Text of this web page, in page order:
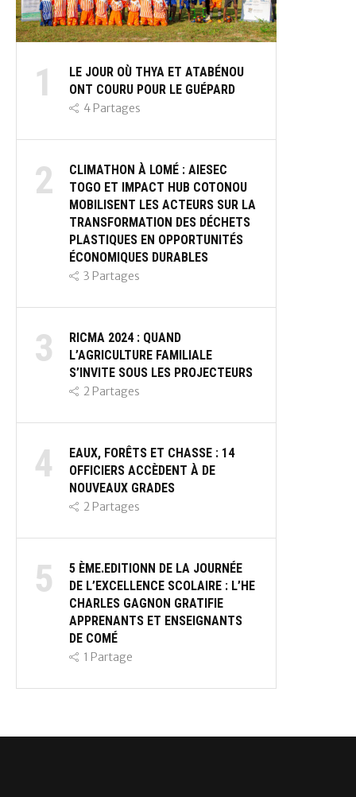
1
LE JOUR OÙ THYA ET ATABÉNOU
ONT COURU POUR LE GUÉPARD
4 Partages
2
CLIMATHON À LOMÉ : AIESEC
TOGO ET IMPACT HUB COTONOU
MOBILISENT LES ACTEURS SUR LA
TRANSFORMATION DES DÉCHETS
PLASTIQUES EN OPPORTUNITÉS
ÉCONOMIQUES DURABLES
3 Partages
3
RICMA 2024 : QUAND
L’AGRICULTURE FAMILIALE
S’INVITE SOUS LES PROJECTEURS
2 Partages
4
EAUX, FORÊTS ET CHASSE : 14
OFFICIERS ACCÈDENT À DE
NOUVEAUX GRADES
2 Partages
5
5 ÈME.EDITIONN DE LA JOURNÉE
DE L’EXCELLENCE SCOLAIRE : L’HE
CHARLES GAGNON GRATIFIE
APPRENANTS ET ENSEIGNANTS
DE COMÉ
1 Partage